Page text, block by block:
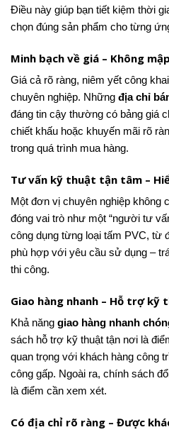
Điều này giúp bạn tiết kiệm thời
chọn đúng sản phẩm cho từng
Minh bạch về giá – Không
Giá cả rõ ràng, niêm yết công
chuyên nghiệp. Những địa chỉ
đáng tin cậy thường có bảng giá
chiết khấu hoặc khuyến mãi rõ
trong quá trình mua hàng.
Tư vấn kỹ thuật tận tâm –
Một đơn vị chuyên nghiệp không
đóng vai trò như một “người tư
công dụng từng loại tấm PVC, từ
phù hợp với yêu cầu sử dụng –
thi công.
Giao hàng nhanh – Hỗ trợ kỹ
Khả năng giao hàng nhanh
sách hỗ trợ kỹ thuật tận nơi là
quan trọng với khách hàng công
công gấp. Ngoài ra, chính sách
là điểm cần xem xét.
Có địa chỉ rõ ràng – Được